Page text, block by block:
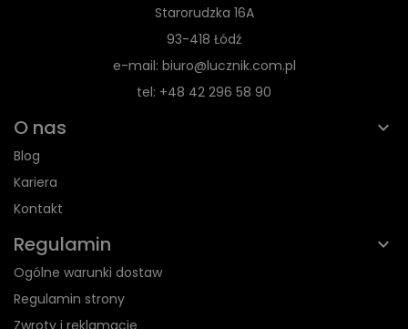
Starorudzka 16A
93-418 Łódź
e-mail: biuro@lucznik.com.pl
tel: +48 42 296 58 90
O nas
Blog
Kariera
Kontakt
Regulamin
Ogólne warunki dostaw
Regulamin strony
Zwroty i reklamacje